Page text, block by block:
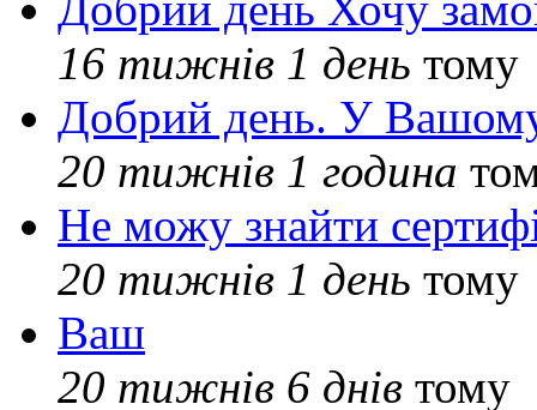
16 тижнів 1 день тому
Добрий день. У Вашому
20 тижнів 1 година
Не можу знайти
20 тижнів 1 день тому
Ваш
20 тижнів 6 днів тому